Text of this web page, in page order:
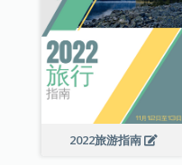
2022旅游指南